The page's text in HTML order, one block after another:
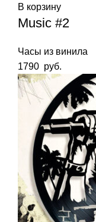
В корзину
Music #2
Часы из винила
1790 руб.